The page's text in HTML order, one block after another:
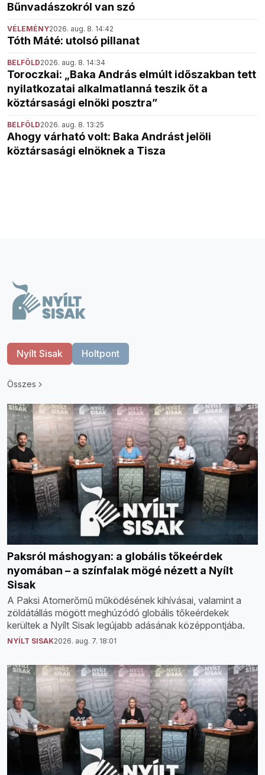
Bűnvadászokról van szó
VÉLEMÉNY2026. aug. 8. 14:42
Tóth Máté: utolsó pillanat
BELFÖLD2026. aug. 8. 14:34
Toroczkai: „Baka András elmúlt időszakban tett
nyilatkozatai alkalmatlanná teszik őt a
köztársasági elnöki posztra”
BELFÖLD2026. aug. 8. 13:25
Ahogy várható volt: Baka Andrást jelöli
köztársasági elnöknek a Tisza
Nyílt Sisak Holtpont
Összes
Paksról máshogyan: a globális tőkeérdek
nyomában – a színfalak mögé nézett a Nyílt
Sisak
A Paksi Atomerőmű működésének kihívásai, valamint a
zöldátállás mögött meghúzódó globális tőkeérdekek
kerültek a Nyílt Sisak legújabb adásának középpontjába.
NYÍLT SISAK2026. aug. 7. 18:01